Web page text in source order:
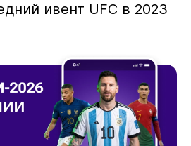
ивент UFC в 2023